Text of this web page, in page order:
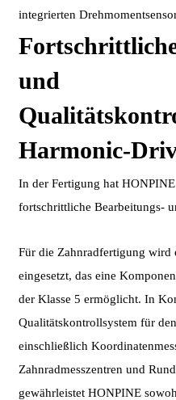
integrierten
und
Harmonic-
In der Fertigung hat
fortschrittliche Bearbeitungs-
Für die Zahnradfertigung wird
eingesetzt, das eine
der Klasse 5 ermöglicht. In
Qualitätskontrollsystem für
einschließlich
Zahnradmesszentren und
gewährleistet HONPINE